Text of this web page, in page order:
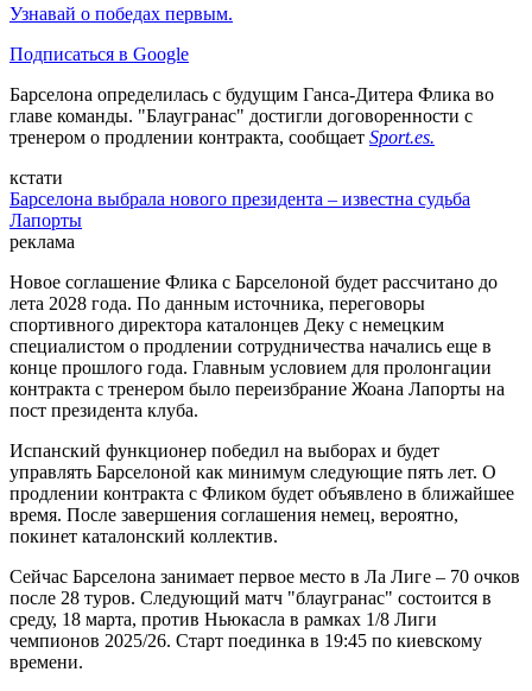
Узнавай о победах первым.
Подписаться в Google
Барселона определилась с будущим Ганса-Дитера Флика во
главе команды. "Блаугранас" достигли договоренности с
тренером о продлении контракта, сообщает Sport.es.
кстати
Барселона выбрала нового президента – известна судьба
Лапорты
реклама
Новое соглашение Флика с Барселоной будет рассчитано до
лета 2028 года. По данным источника, переговоры
спортивного директора каталонцев Деку с немецким
специалистом о продлении сотрудничества начались еще в
конце прошлого года. Главным условием для пролонгации
контракта с тренером было переизбрание Жоана Лапорты на
пост президента клуба.
Испанский функционер победил на выборах и будет
управлять Барселоной как минимум следующие пять лет. О
продлении контракта с Фликом будет объявлено в ближайшее
время. После завершения соглашения немец, вероятно,
покинет каталонский коллектив.
Сейчас Барселона занимает первое место в Ла Лиге – 70 очков
после 28 туров. Следующий матч "блаугранас" состоится в
среду, 18 марта, против Ньюкасла в рамках 1/8 Лиги
чемпионов 2025/26. Старт поединка в 19:45 по киевскому
времени.